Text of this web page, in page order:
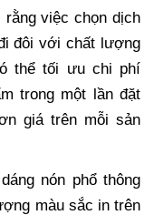
rằng việc chọn dịch
đôi với chất lượng
thể tối ưu chi phí
trong một lần đặt
giá trên mỗi sản
nón phổ thông
màu sắc in trên